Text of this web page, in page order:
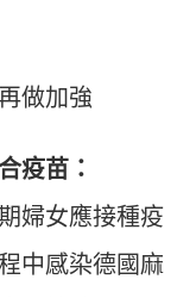
做加強
疫苗：
婦女應接種疫
中感染德國麻